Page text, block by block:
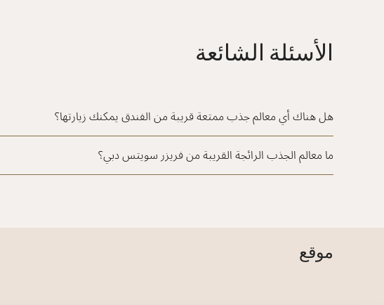
الأسئلة الشائعة
هل هناك أي معالم جذب ممتعة قريبة من الفندق يمكنك زيارتها؟
ما معالم الجذب الرائجة القريبة من فريزر سويتس دبي؟
موقع